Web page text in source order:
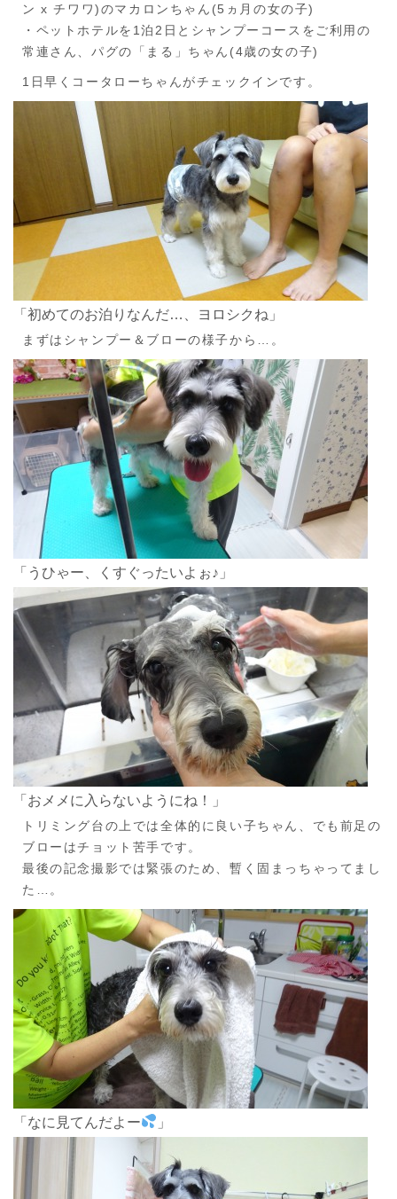
ン x チワワ)のマカロンちゃん(5ヵ月の女の子)
・ペットホテルを1泊2日とシャンプーコースをご利用の
常連さん、パグの「まる」ちゃん(4歳の女の子)
1日早くコータローちゃんがチェックインです。
「初めてのお泊りなんだ…、ヨロシクね」
まずはシャンプー＆ブローの様子から…。
「うひゃー、くすぐったいよぉ♪」
「おメメに入らないようにね！」
トリミング台の上では全体的に良い子ちゃん、でも前足の
ブローはチョット苦手です。
最後の記念撮影では緊張のため、暫く固まっちゃってまし
た…。
「なに見てんだよー 」